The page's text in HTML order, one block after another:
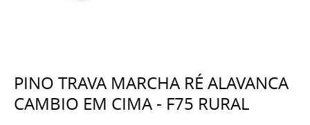
PINO TRAVA MARCHA RÉ ALAVANCA
CAMBIO EM CIMA - F75 RURAL